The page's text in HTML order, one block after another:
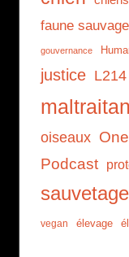
faune sauvage
gouvernance
justice L214
oiseaux
Podcast
sauvetage
vegan élevage